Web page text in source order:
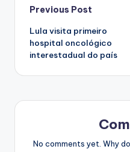
Post
navigation
Previous Post
Lula visita primeiro
hospital oncológico
interestadual do país
No comments yet. Why